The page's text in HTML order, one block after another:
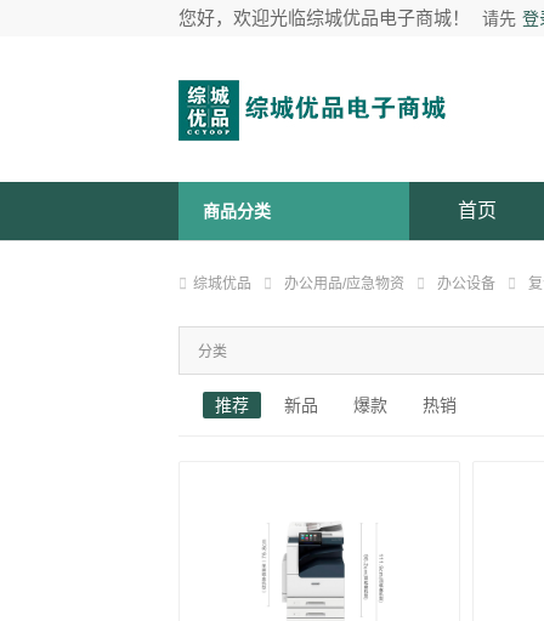
您好，欢迎光临综城优品电子商城！ 请先 登
商品分类 首页
综城优品 办公用品/应急物资 办公设备
分类
推荐 新品 爆款 热销